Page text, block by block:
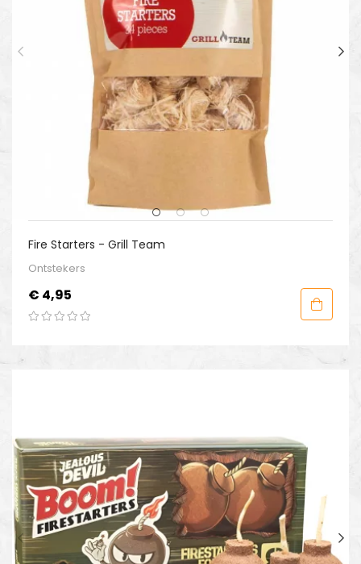
Fire Starters - Grill Team
Ontstekers
Prijs
€ 4,95